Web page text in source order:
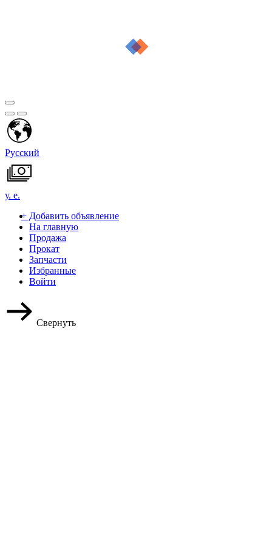
Русский
у. е.
+ Добавить объявление
На главную
Продажа
Прокат
Запчасти
Избранные
Войти
Свернуть